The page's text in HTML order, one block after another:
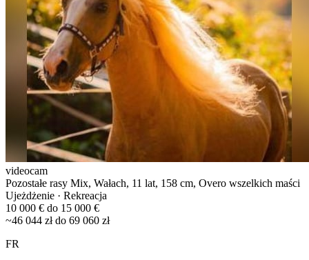
videocam
Pozostałe rasy Mix, Wałach, 11 lat, 158 cm, Overo wszelkich maści
Ujeżdżenie · Rekreacja
10 000 € do 15 000 €
~46 044 zł do 69 060 zł
FR